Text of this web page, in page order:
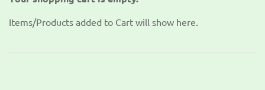
Items/Products added to Cart will show here.